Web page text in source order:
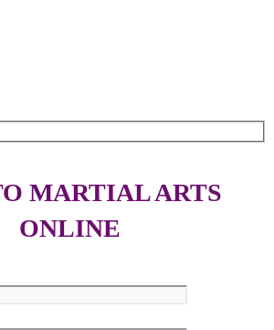
MARTIAL ARTS
ONLINE